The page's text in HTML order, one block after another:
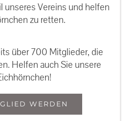
unseres Vereins und helfen
zu retten.
über 700 Mitglieder, die
Helfen auch Sie unsere
WERDEN